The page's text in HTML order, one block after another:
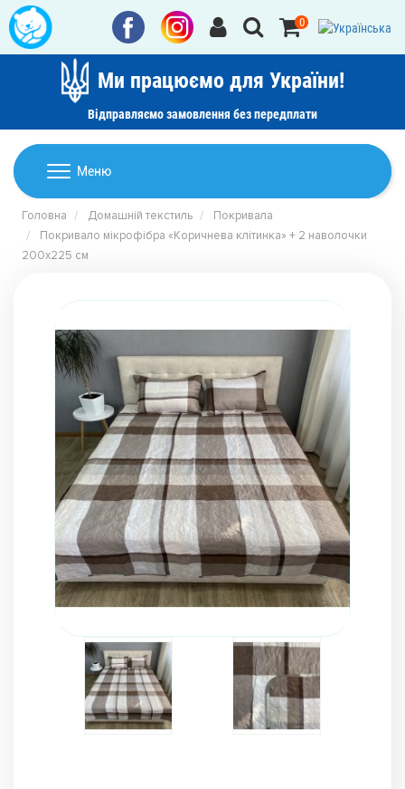
Ми працюємо для України!
Відправляємо замовлення без передплати
0
Меню
Домашній текстиль
Ковдри
Подушки
Пледи
Покривала
Рушники
Наматрацники
Комплекти з ковдр, подушок і постільної білизни
Дитячі товари
Акції
Головна Домашній текстиль
Покривала
Покривало мікрофібра «Коричнева клітинка» + 2 наволочки
200х225 см